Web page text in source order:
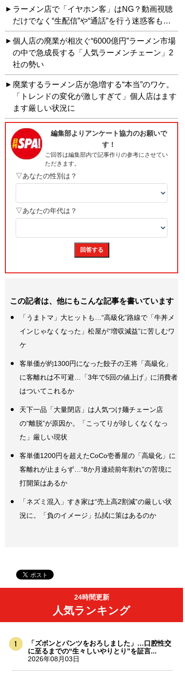
ラーメン店で「イヤホン客」はNG？動画視聴
だけでなく“生配信”や“通話”を行う迷惑客も…
個人店の廃業が相次ぐ“6000億円”ラーメン市場
の中で急成長する「人気ラーメンチェーン」2
社の勢い
廃業するラーメン店が急増する“本当”のワケ。
「トレンドの変化が激しすぎて」個人店はます
ます厳しい状況に
この記者は、他にもこんな記事を書いています
「うまトマ」大ヒットも…“高級化”路線で「牛丼メ
インじゃなくなった」松屋が“増収減益”に苦しむワ
ケ
客単価が約1300円になった餃子の王将「高級化」
に客離れは不可避…「3年で5回の値上げ」に消費者
はついてこれるか
天下一品「大量閉店」は人気つけ麺チェーン店
の“離脱”が原因か。「こってりが珍しくなくなっ
た」厳しい現状
客単価1200円を超えたCoCo壱番屋の「高級化」に
客離れが止まらず…“8か月連続前年割れ”の苦境に
打開策はあるか
「ネズミ混入」すき家は“売上高2割減”の厳しい状
況に。「負のイメージ」払拭に策はあるのか
24時間更新
人気ランキング
「ズボンとパンツをおろしました」…口腔性交
に至るまでの“生々しいやりとり”を証言...
2026年08月03日